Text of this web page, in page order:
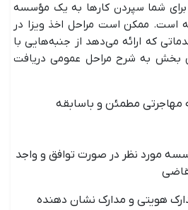
برای شما سپردن کارها به یک مؤسسه
است. ممکن است مراحل اخذ ویزا در
که ارائه می‌دهد از جنبه‌هایی با
بخش به شرح مراحل عمومی دریافت
مطمئن و باسابقه
مورد نظر در صورت توافق و واجد
هویتی و مدارک نشان دهنده